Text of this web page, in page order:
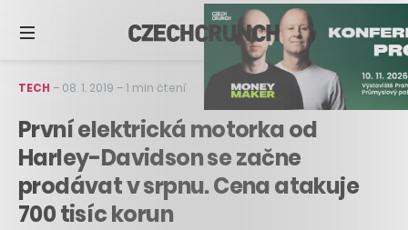
TECH – 08. 1. 2019 –1 min čtení
První elektrická motorka od
Harley-Davidson se začne
prodávat v srpnu. Cena atakuje
700 tisíc korun